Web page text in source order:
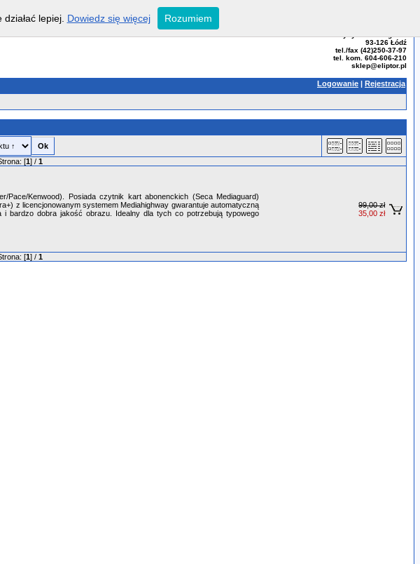
93-126 Łódź
tel./fax (42)250-37-97
tel. kom. 604-606-210
sklep@eliptor.pl
Logowanie | Rejestracja
[1] / 1
Pace/Kenwood). Posiada czytnik kart abonenckich (Seca Mediaguard)
z licencjonowanym systemem Mediahighway gwarantuje automatyczną
i bardzo dobra jakość obrazu. Idealny dla tych co potrzebują typowego
99,00 zł
35,00 zł
[1] / 1
lepiej. Dowiedz się więcej Rozumiem